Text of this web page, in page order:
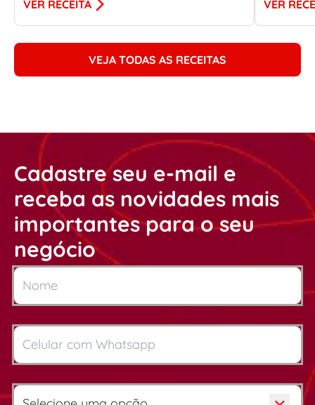
VER RECEITA VER
VEJA TODAS AS RECEITAS
Cadastre seu e-mail e
receba as novidades mais
importantes para o seu
negócio